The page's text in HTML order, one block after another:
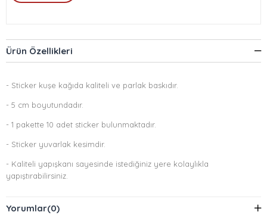
Ürün Özellikleri
- Sticker kuşe kağıda kaliteli ve parlak baskıdır.
- 5 cm boyutundadır.
- 1 pakette 10 adet sticker bulunmaktadır.
- Sticker yuvarlak kesimdir.
- Kaliteli yapışkanı sayesinde istediğiniz yere kolaylıkla
yapıştırabilirsiniz.
Yorumlar(0)